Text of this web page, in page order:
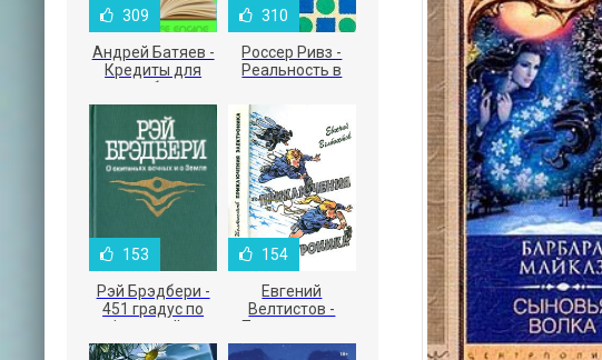
309
Андрей Батяев -
Кредиты для
малого бизнеса
310
Россер Ривз -
Реальность в
153
Рэй Брэдбери -
451 градус по
Фаренгейту
154
Евгений
Велтистов -
Приключения
Электроника